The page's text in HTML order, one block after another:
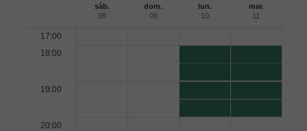
sáb.
08
dom.
09
lun.
10
mar.
11
17:00
18:00
19:00
20:00